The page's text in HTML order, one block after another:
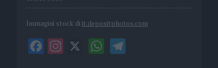
Immagini stock di it.depositphotos.com